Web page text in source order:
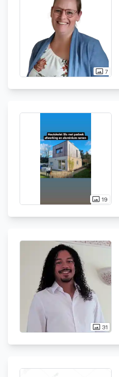
photo_size_select_actual7
photo_size_select_actual 19
photo_size_select_actual 31